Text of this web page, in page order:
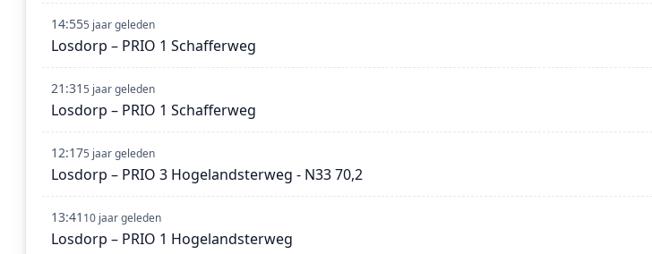
14:555 jaar geleden
Losdorp – PRIO 1 Schafferweg
21:315 jaar geleden
Losdorp – PRIO 1 Schafferweg
12:175 jaar geleden
Losdorp – PRIO 3 Hogelandsterweg - N33 70,2
13:41 10 jaar geleden
Losdorp – PRIO 1 Hogelandsterweg